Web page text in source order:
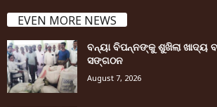
EVEN MORE NEWS
ବନ୍ୟା ବିପନ୍ନଙ୍କୁ ଶୁଖିଲା ଖାଦ୍ୟ
ସଙ୍ଗଠନ
August 7, 2026